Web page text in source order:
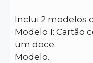
Inclui 2 modelos
Modelo 1: Cartão
um doce.
Modelo.